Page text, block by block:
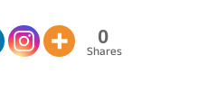
0
Shares